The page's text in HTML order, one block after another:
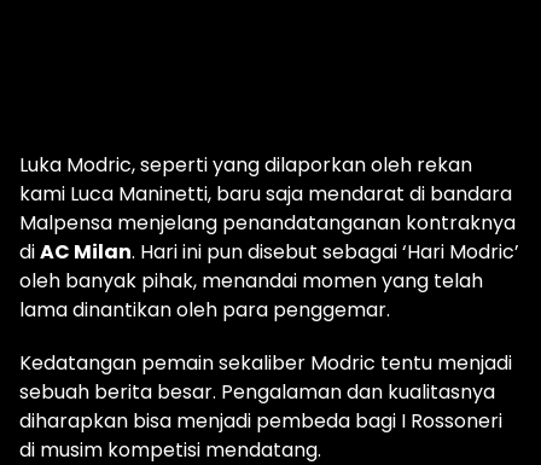
Luka Modric, seperti yang dilaporkan oleh rekan
kami Luca Maninetti, baru saja mendarat di bandara
Malpensa menjelang penandatanganan kontraknya
diAC Milan. Hari ini pun disebut sebagai ‘Hari Modric’
oleh banyak pihak, menandai momen yang telah
lama dinantikan oleh para penggemar.
Kedatangan pemain sekaliber Modric tentu menjadi
sebuah berita besar. Pengalaman dan kualitasnya
diharapkan bisa menjadi pembeda bagi I Rossoneri
di musim kompetisi mendatang.